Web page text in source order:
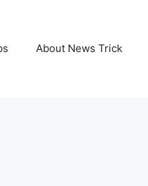
About News Trick